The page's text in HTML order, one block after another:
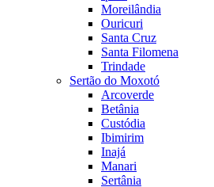
Moreilândia
Ouricuri
Santa Cruz
Santa Filomena
Trindade
Sertão do Moxotó
Arcoverde
Betânia
Custódia
Ibimirim
Inajá
Manari
Sertânia